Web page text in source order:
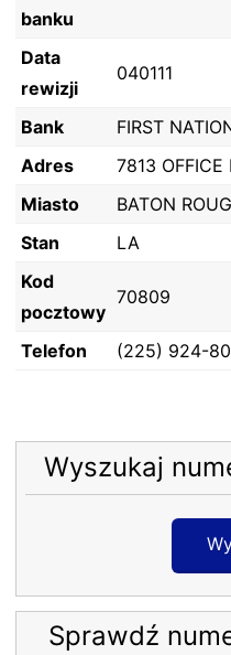
banku
Data
rewizji
040111
Bank
FIRST
Adres
7813 OFFICE
Miasto
BATON
Stan
LA
Kod
pocztowy
70809
Telefon (225) 924-
Wyszukaj
Sprawdź